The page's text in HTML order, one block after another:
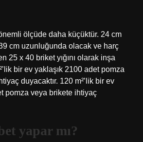
ölçüde daha küçüktür. 24 cm
cm uzunluğunda olacak ve harç
25 x 40 briket yığını olarak inşa
bir ev yaklaşık 2100 adet pomza
duyacaktır. 120 m²’lik bir ev
pomza veya brikete ihtiyaç
yapar mı?